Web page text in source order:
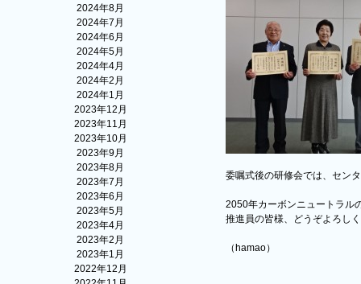
2024年8月
2024年7月
2024年6月
2024年5月
2024年4月
2024年2月
2024年1月
2023年12月
2023年11月
2023年10月
2023年9月
2023年8月
2023年7月
2023年6月
2023年5月
2023年4月
2023年2月
2023年1月
2022年12月
委嘱式後の研修会では、セン
2050年カーボンニュートラル
推進員の皆様、どうぞよろし
（hamao）